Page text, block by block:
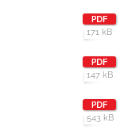
171 kB
147 kB
543 kB